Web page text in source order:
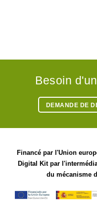
Besoin
DEMANDE DE
Financé par l'Union
Digital Kit par
du mécanisme